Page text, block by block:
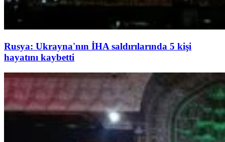
Rusya: Ukrayna'nın İHA saldırılarında 5 kişi
hayatını kaybetti